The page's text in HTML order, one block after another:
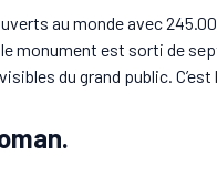
au monde avec
monument est sorti de
du grand public. C’est